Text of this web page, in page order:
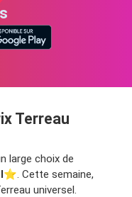
Terreau
large choix de
⭐️. Cette semaine,
universel.